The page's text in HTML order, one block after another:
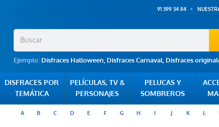
91 399 34 84
Ejemplo: Disfraces Halloween, Disfraces Carnaval, Disfraces
DISFRACES POR
TEMÁTICA
PELÍCULAS, TV &
PERSONAJES
PELUCAS Y
SOMBREROS
A B C D E F G H I J K L